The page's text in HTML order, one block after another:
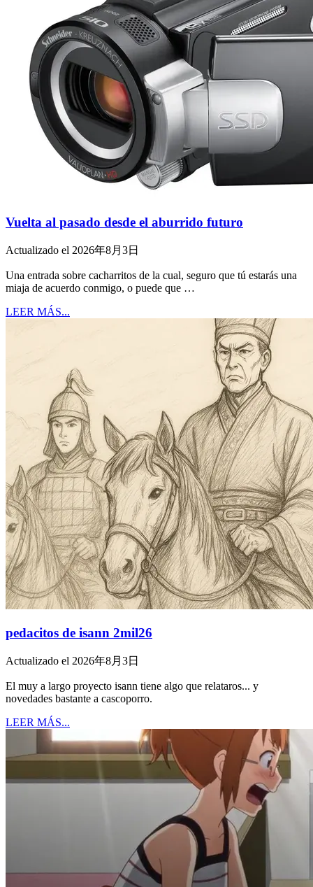
Vuelta al pasado desde el aburrido futuro
Actualizado el 2026年8月3日
Una entrada sobre cacharritos de la cual, seguro que tú estarás una
miaja de acuerdo conmigo, o puede que …
LEER MÁS...
pedacitos de isann 2mil26
Actualizado el 2026年8月3日
El muy a largo proyecto isann tiene algo que relataros... y
novedades bastante a cascoporro.
LEER MÁS...